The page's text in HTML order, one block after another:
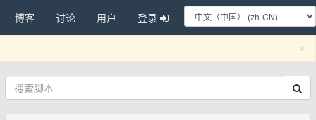
博客 讨论 用户 登录
×